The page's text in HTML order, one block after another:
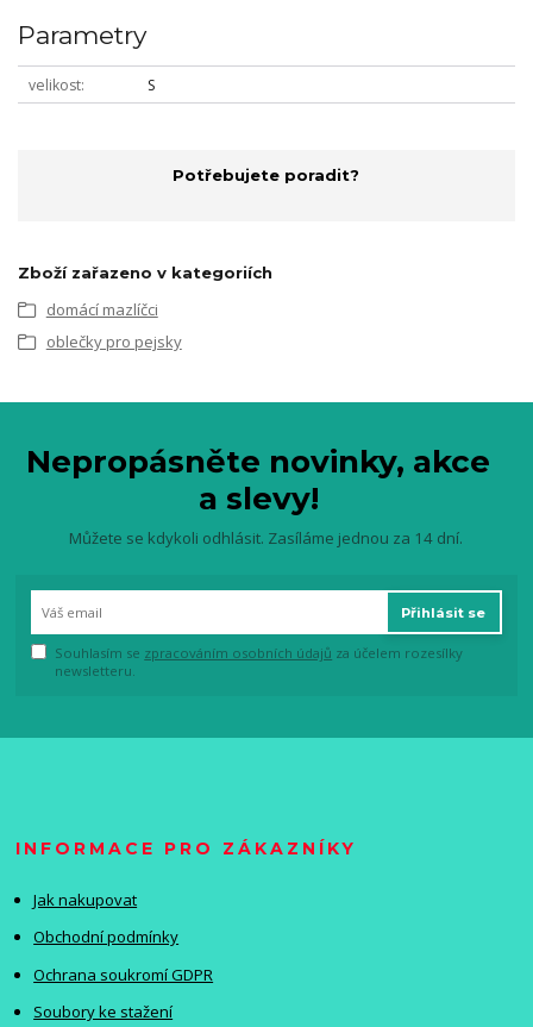
Parametry
velikost S
Potřebujete poradit?
Zboží zařazeno v kategoriích
domácí mazlíčci
oblečky pro pejsky
Nepropásněte novinky, akce
a slevy!
Můžete se kdykoli odhlásit. Zasíláme jednou za 14 dní.
Přihlásit se
Souhlasím se zpracováním osobních údajů za účelem rozesílky
newsletteru.
INFORMACE PRO ZÁKAZNÍKY
Jak nakupovat
Obchodní podmínky
Ochrana soukromí GDPR
Soubory ke stažení